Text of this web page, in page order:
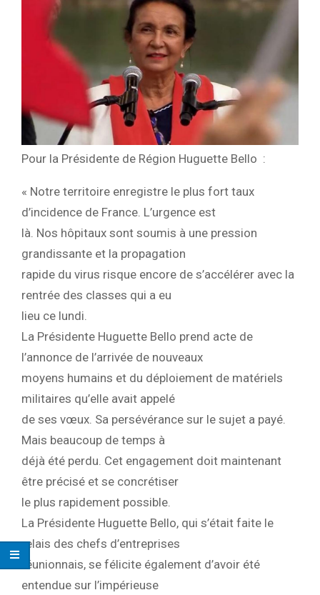
Pour la Présidente de Région Huguette Bello :
« Notre territoire enregistre le plus fort taux
d’incidence de France. L’urgence est
là. Nos hôpitaux sont soumis à une pression
grandissante et la propagation
rapide du virus risque encore de s’accélérer avec la
rentrée des classes qui a eu
lieu ce lundi.
La Présidente Huguette Bello prend acte de
l’annonce de l’arrivée de nouveaux
moyens humains et du déploiement de matériels
militaires qu’elle avait appelé
de ses vœux. Sa persévérance sur le sujet a payé.
Mais beaucoup de temps à
déjà été perdu. Cet engagement doit maintenant
être précisé et se concrétiser
le plus rapidement possible.
La Présidente Huguette Bello, qui s’était faite le
relais des chefs d’entreprises
réunionnais, se félicite également d’avoir été
entendue sur l’impérieuse